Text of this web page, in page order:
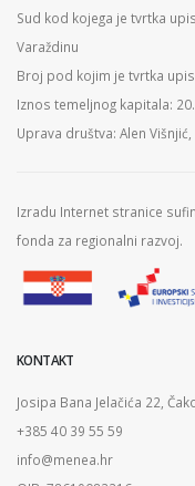
Sud kod kojega je tvrtka
Varaždinu
Broj pod kojim je tvrtka
Iznos temeljnog kapitala:
Uprava društva: Alen
Izradu Internet stranice
fonda za regionalni razvoj.
KONTAKT
Josipa Bana Jelačića 22,
+385 40 39 55 59
info@menea.hr